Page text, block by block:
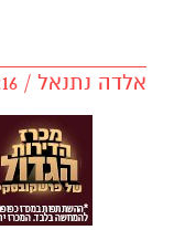
אלדה נתנאל / 09:16 02.06.24